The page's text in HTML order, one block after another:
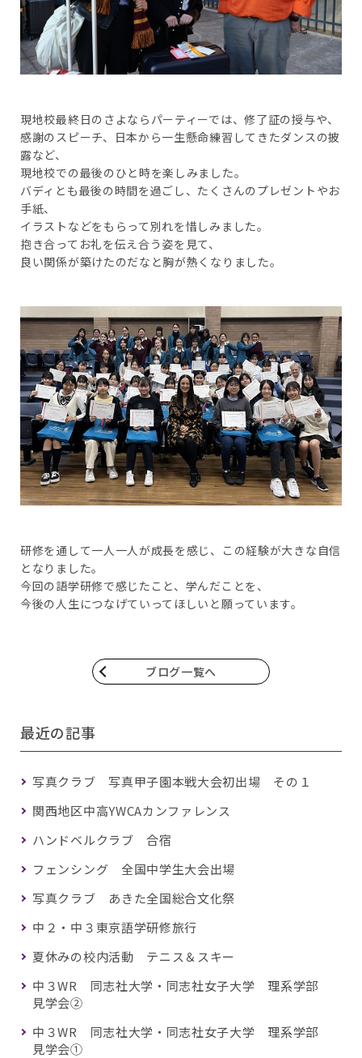
現地校最終日のさよならパーティーでは、修了証の授与や、
感謝のスピーチ、日本から一生懸命練習してきたダンスの披
露など、
現地校での最後のひと時を楽しみました。
バディとも最後の時間を過ごし、たくさんのプレゼントやお
手紙、
イラストなどをもらって別れを惜しみました。
抱き合ってお礼を伝え合う姿を見て、
良い関係が築けたのだなと胸が熱くなりました。
研修を通して一人一人が成長を感じ、この経験が大きな自信
となりました。
今回の語学研修で感じたこと、学んだことを、
今後の人生につなげていってほしいと願っています。
ブログ一覧へ
最近の記事
写真クラブ 写真甲子園本戦大会初出場 その１
関西地区中高YWCAカンファレンス
ハンドベルクラブ 合宿
フェンシング 全国中学生大会出場
写真クラブ あきた全国総合文化祭
中２・中３東京語学研修旅行
夏休みの校内活動 テニス＆スキー
中３WR 同志社大学・同志社女子大学 理系学部
見学会②
中３WR 同志社大学・同志社女子大学 理系学部
見学会①